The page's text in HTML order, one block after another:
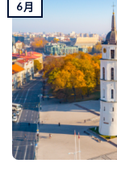
6 月